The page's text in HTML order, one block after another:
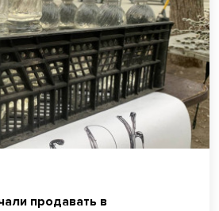
продавать в